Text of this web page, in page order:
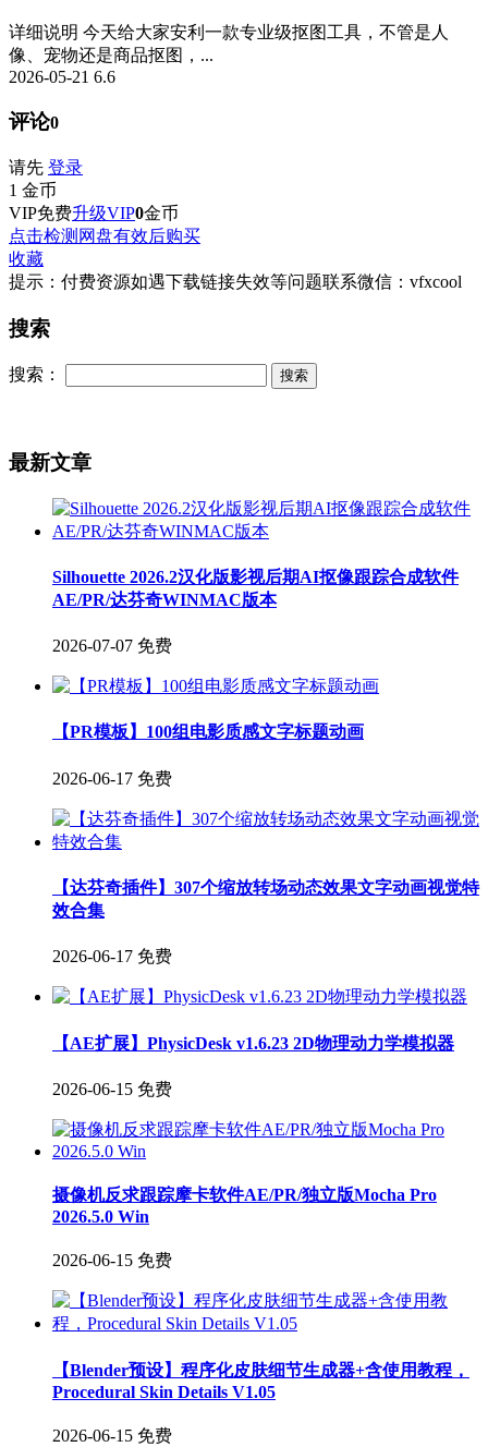
详细说明 今天给大家安利一款专业级抠图工具，不管是人
像、宠物还是商品抠图，...
2026-05-21 6.6
评论0
请先 登录
1 金币
VIP免费升级VIP0金币
点击检测网盘有效后购买
收藏
提示：付费资源如遇下载链接失效等问题联系微信：vfxcool
搜索
搜索：
最新文章
Silhouette 2026.2汉化版影视后期AI抠像跟踪合成软件
AE/PR/达芬奇WINMAC版本
2026-07-07 免费
【PR模板】100组电影质感文字标题动画
2026-06-17 免费
【达芬奇插件】307个缩放转场动态效果文字动画视觉特
效合集
2026-06-17 免费
【AE扩展】PhysicDesk v1.6.23 2D物理动力学模拟器
2026-06-15 免费
摄像机反求跟踪摩卡软件AE/PR/独立版Mocha Pro
2026.5.0 Win
2026-06-15 免费
【Blender预设】程序化皮肤细节生成器+含使用教程，
Procedural Skin Details V1.05
2026-06-15 免费